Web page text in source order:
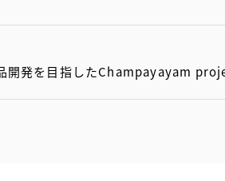
開発を目指したChampayayam